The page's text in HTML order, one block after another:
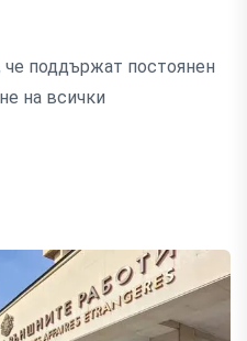
поддържат постоянен
на всички